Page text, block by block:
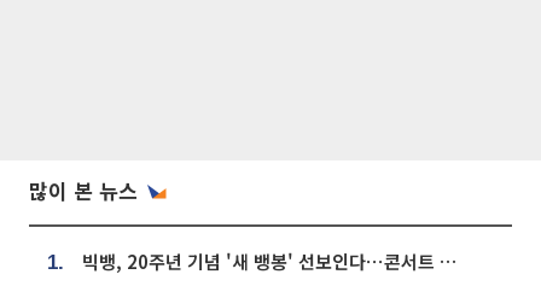
많이 본 뉴스
1. 빅뱅, 20주년 기념 '새 뱅봉' 선보인다⋯콘서트 앞두고 팝업 개최